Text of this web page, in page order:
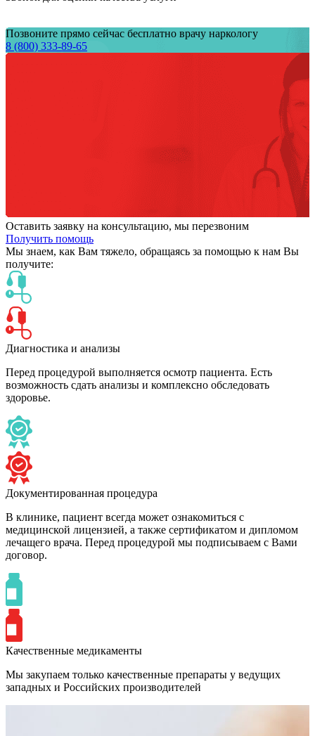
Позвоните прямо сейчас бесплатно врачу наркологу
8 (800) 333-89-65
Оставить заявку на консультацию, мы перезвоним
Получить помощь
Мы знаем, как Вам тяжело, обращаясь за помощью к нам Вы
получите:
Диагностика и анализы
Перед процедурой выполняется осмотр пациента. Есть
возможность сдать анализы и комплексно обследовать
здоровье.
Документированная процедура
В клинике, пациент всегда может ознакомиться с
медицинской лицензией, а также сертификатом и дипломом
лечащего врача. Перед процедурой мы подписываем с Вами
договор.
Качественные медикаменты
Мы закупаем только качественные препараты у ведущих
западных и Российских производителей